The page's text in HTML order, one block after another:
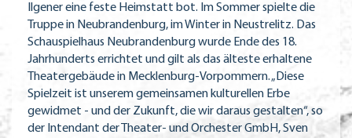
Ilgener eine feste Heimstatt bot. Im Sommer spielte die
Truppe in Neubrandenburg, im Winter in Neustrelitz. Das
Schauspielhaus Neubrandenburg wurde Ende des 18.
Jahrhunderts errichtet und gilt als das älteste erhaltene
Theatergebäude in Mecklenburg-Vorpommern. „Diese
Spielzeit ist unserem gemeinsamen kulturellen Erbe
gewidmet - und der Zukunft, die wir daraus gestalten“, so
der Intendant der Theater- und Orchester GmbH, Sven